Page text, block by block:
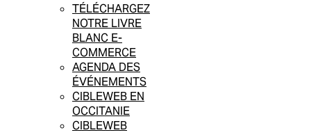
TÉLÉCHARGEZ
NOTRE LIVRE
BLANC E-
COMMERCE
AGENDA DES
ÉVÉNEMENTS
CIBLEWEB EN
OCCITANIE
CIBLEWEB